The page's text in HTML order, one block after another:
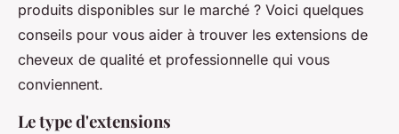
produits disponibles sur le marché ? Voici quelques
conseils pour vous aider à trouver les extensions de
cheveux de qualité et professionnelle qui vous
conviennent.
Le type d'extensions